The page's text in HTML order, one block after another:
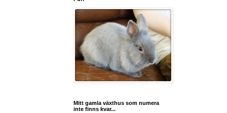
Mitt gamla växthus som numera
inte finns kvar...